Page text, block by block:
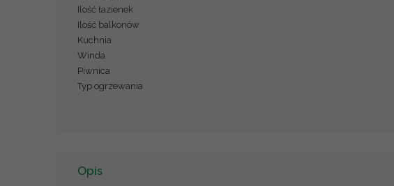
Ilość łazienek
Ilość balkonów
Kuchnia
Winda
Piwnica
Typ ogrzewania
Opis